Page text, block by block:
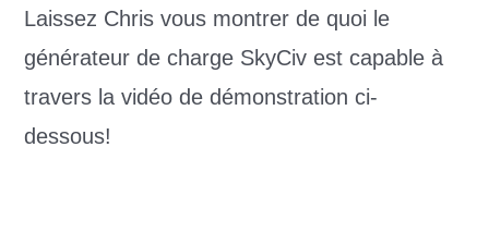
Laissez Chris vous montrer de quoi le
générateur de charge SkyCiv est capable à
travers la vidéo de démonstration ci-
dessous!